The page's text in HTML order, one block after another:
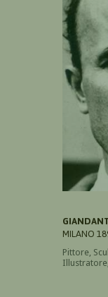
MILANO
Pittore,